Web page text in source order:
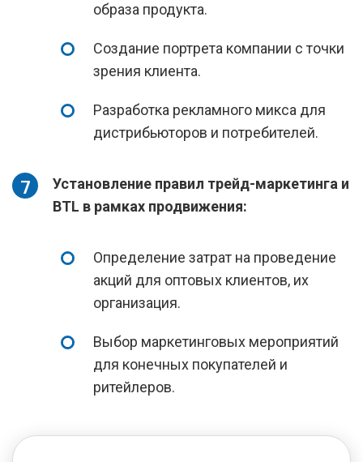
образа продукта.
Создание портрета компании с точки
зрения клиента.
Разработка рекламного микса для
дистрибьюторов и потребителей.
Установление правил трейд-маркетинга и
BTL в рамках продвижения:
Определение затрат на проведение
акций для оптовых клиентов, их
организация.
Выбор маркетинговых мероприятий
для конечных покупателей и
ритейлеров.